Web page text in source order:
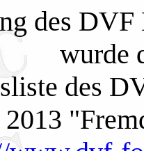
des
wurde
des
2013